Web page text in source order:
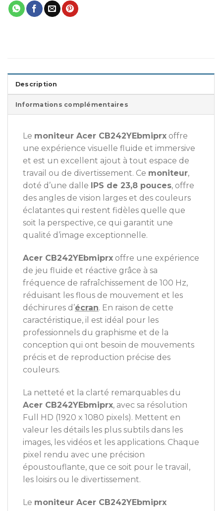
Description
Informations complémentaires
Le moniteur Acer CB242YEbmiprx offre
une expérience visuelle fluide et immersive
et est un excellent ajout à tout espace de
travail ou de divertissement. Ce moniteur,
doté d’une dalle
IPS de 23,8 pouces, offre
des angles de vision larges et des couleurs
éclatantes qui restent fidèles quelle que
soit la perspective, ce qui garantit une
qualité d’image exceptionnelle.
Acer CB242YEbmiprx offre une expérience
de jeu fluide et réactive grâce à sa
fréquence de rafraîchissement de 100 Hz,
réduisant les flous de mouvement et les
déchirures d’écran. En raison de cette
caractéristique, il est idéal pour les
professionnels du graphisme et de la
conception qui ont besoin de mouvements
précis et de reproduction précise des
couleurs.
La netteté et la clarté remarquables du
Acer CB242YEbmiprx, avec sa résolution
Full HD (1920 x 1080 pixels). Mettent en
valeur les détails les plus subtils dans les
images, les vidéos et les applications. Chaque
pixel rendu avec une précision
époustouflante, que ce soit pour le travail,
les loisirs ou le divertissement.
Le moniteur Acer CB242YEbmiprx